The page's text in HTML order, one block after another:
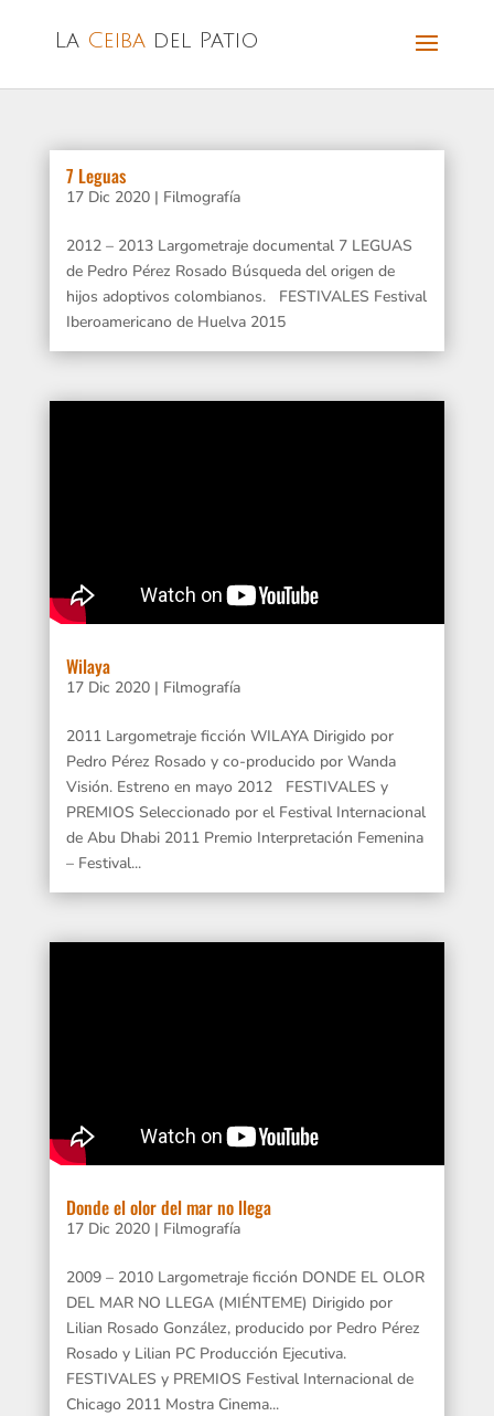
La Ceibadel Patio
7 Leguas
17 Dic 2020| Filmografía
2012 – 2013 Largometraje documental 7 LEGUAS
de Pedro Pérez Rosado Búsqueda del origen de
hijos adoptivos colombianos. FESTIVALES Festival
Iberoamericano de Huelva 2015
Wilaya
17 Dic 2020| Filmografía
2011 Largometraje ficción WILAYA Dirigido por
Pedro Pérez Rosado y co-producido por Wanda
Visión. Estreno en mayo 2012 FESTIVALES y
PREMIOS Seleccionado por el Festival Internacional
de Abu Dhabi 2011 Premio Interpretación Femenina
– Festival...
Donde el olor del mar no llega
17 Dic 2020| Filmografía
2009 – 2010 Largometraje ficción DONDE EL OLOR
DEL MAR NO LLEGA (MIÉNTEME) Dirigido por
Lilian Rosado González, producido por Pedro Pérez
Rosado y Lilian PC Producción Ejecutiva.
FESTIVALES y PREMIOS Festival Internacional de
Chicago 2011 Mostra Cinema...